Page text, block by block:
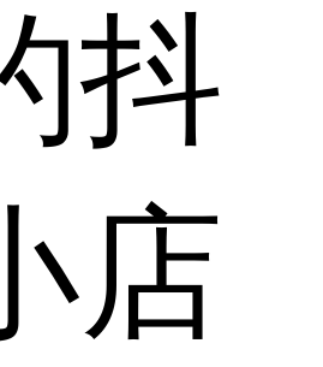
抖
店